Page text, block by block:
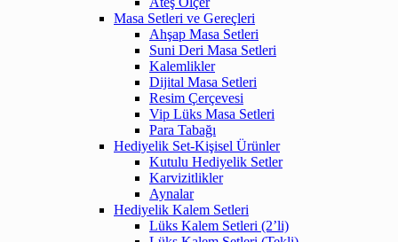
Masa Setleri ve Gereçleri
Ahşap Masa Setleri
Suni Deri Masa Setleri
Kalemlikler
Dijital Masa Setleri
Resim Çerçevesi
Vip Lüks Masa Setleri
Para Tabağı
Hediyelik Set-Kişisel Ürünler
Kutulu Hediyelik Setler
Karvizitlikler
Aynalar
Hediyelik Kalem Setleri
Lüks Kalem Setleri (2’li)